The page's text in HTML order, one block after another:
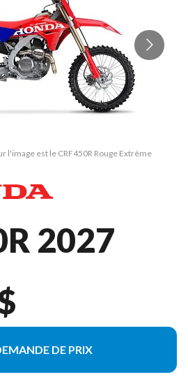
l'image est le CRF450R Rouge Extrême
2027
DE PRIX